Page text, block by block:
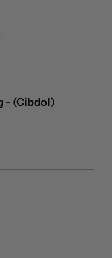
- (Cibdol)